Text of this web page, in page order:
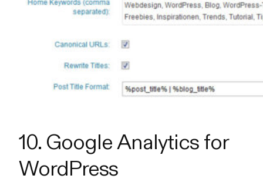
10. Google Analytics for
WordPress